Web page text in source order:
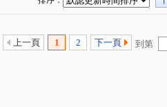
上一頁 1 2 下一頁 到第